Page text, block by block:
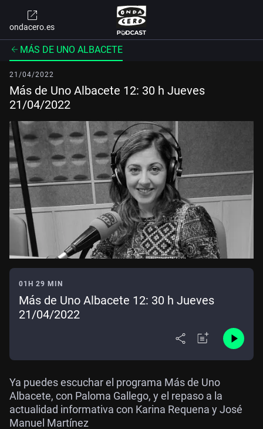
ondacero.es
MÁS DE UNO ALBACETE
21/04/2022
Más de Uno Albacete 12: 30 h Jueves
21/04/2022
01H 29 MIN
Más de Uno Albacete 12: 30 h Jueves
21/04/2022
Ya puedes escuchar el programa Más de Uno
Albacete, con Paloma Gallego, y el repaso a la
actualidad informativa con Karina Requena y José
Manuel Martínez